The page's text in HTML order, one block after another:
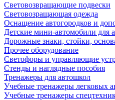
Световозвращающие подвески
Световозращающая одежда
Оснащение автогородков и
Детские мини-автомобили для
Дорожные знаки, стойки,
Прочее оборудование
Светофоры и управляющие
Стенды и наглядные пособия
Тренажеры для автошкол
Учебные тренажеры легковых
Учебные тренажеры